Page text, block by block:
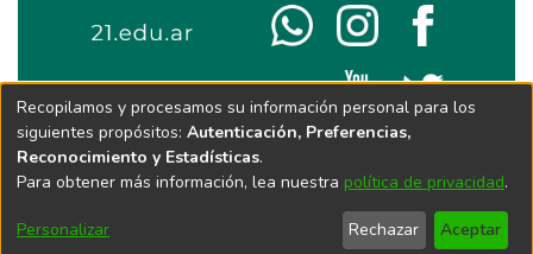
Recopilamos y procesamos su información personal para los
siguientes propósitos: Autenticación, Preferencias,
Reconocimiento y Estadísticas.
Para obtener más información, lea nuestra política de privacidad.
Personalizar Rechazar Aceptar